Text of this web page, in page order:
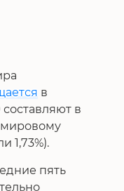
в
в
мировому
1,73%).
пять